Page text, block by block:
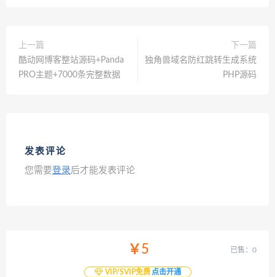
上一篇
酷动网博客整站源码+Panda
PRO主题+7000条完整数据
下一篇
独角兽域名防红跳转生成系统
PHP源码
发表评论
您需要登录后才能发表评论
￥5
VIP/SVIP免费 点击开通
已售：0